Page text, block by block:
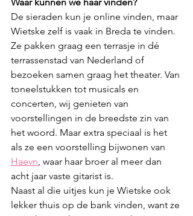
De sieraden kun je online vinden, maar
Wietske zelf is vaak in Breda te vinden.
Ze pakken graag een terrasje in dé
terrassenstad van Nederland of
bezoeken samen graag het theater. Van
toneelstukken tot musicals en
concerten, wij genieten van
voorstellingen in de breedste zin van
het woord. Maar extra speciaal is het
als ze een voorstelling bijwonen van
Haevn , waar haar broer al meer dan
acht jaar vaste gitarist is.
Naast al die uitjes kun je Wietske ook
lekker thuis op de bank vinden, want ze